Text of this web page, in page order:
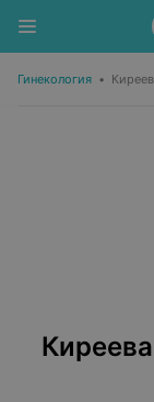
Гинекология •